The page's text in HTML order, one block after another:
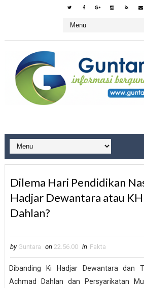
Dilema Hari Pendidikan
Hadjar Dewantara atau
Dahlan?
by Guntara on 22.56.00 in Fakta
Dibanding Ki Hadjar Dewantara dan
Achmad Dahlan dan Persyarikatan